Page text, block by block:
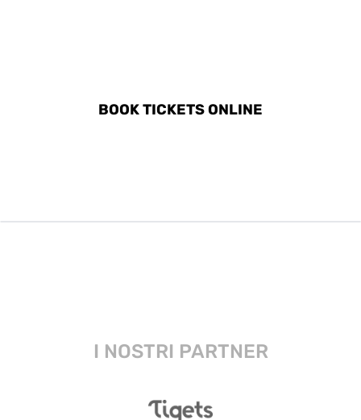
BOOK TICKETS ONLINE
I NOSTRI PARTNER